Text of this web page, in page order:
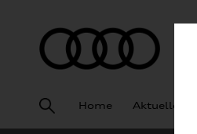
Home Aktuelles